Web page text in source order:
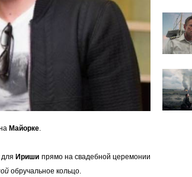
Майорке
дляИриши прямо на свадебной церемонии
обручальное кольцо.